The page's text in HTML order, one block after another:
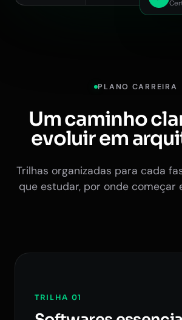
PLANO CARREIRA
Um caminho
evoluir em
Trilhas organizadas para cada
que estudar, por onde começar
TRILHA 01